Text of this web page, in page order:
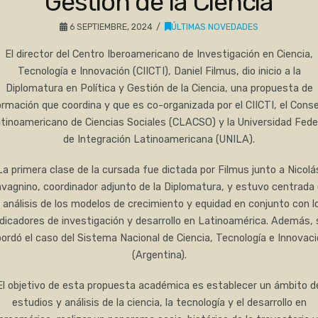
6 SEPTIEMBRE, 2024 ÚLTIMAS NOVEDADES
El director del Centro Iberoamericano de Investigación en Ciencia,
Tecnología e Innovación (CIICTI), Daniel Filmus, dio inicio a la
Diplomatura en Política y Gestión de la Ciencia, una propuesta de
que coordina y que es co-organizada por el CIICTI, el
de Ciencias Sociales (CLACSO) y la Universidad
de Integración Latinoamericana (UNILA).
primera clase de la cursada fue dictada por Filmus junto a
coordinador adjunto de la Diplomatura, y estuvo centrada
análisis de los modelos de crecimiento y equidad en conjunto con
de investigación y desarrollo en Latinoamérica. Además,
el caso del Sistema Nacional de Ciencia, Tecnología e
(Argentina).
objetivo de esta propuesta académica es establecer un ámbito
estudios y análisis de la ciencia, la tecnología y el desarrollo en